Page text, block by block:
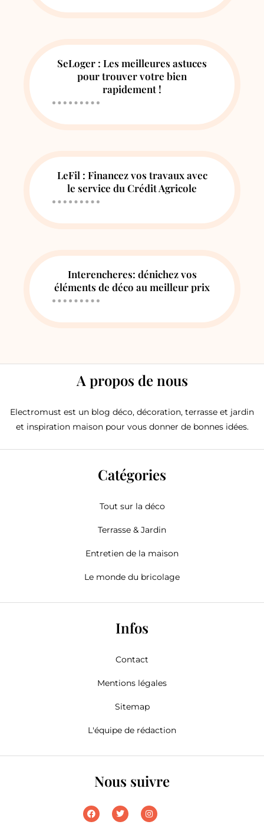
SeLoger : Les meilleures astuces
pour trouver votre bien
rapidement !
LeFil : Financez vos travaux avec
le service du Crédit Agricole
Interencheres: dénichez vos
éléments de déco au meilleur prix
A propos de nous
Electromust est un blog déco, décoration, terrasse et jardin
et inspiration maison pour vous donner de bonnes idées.
Catégories
Tout sur la déco
Terrasse & Jardin
Entretien de la maison
Le monde du bricolage
Infos
Contact
Mentions légales
Sitemap
L'équipe de rédaction
Nous suivre